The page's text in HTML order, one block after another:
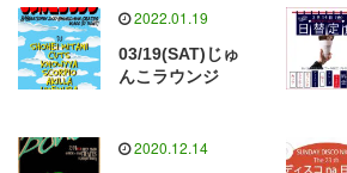
2022.01.19
03/19(SAT)じゅ
んこラウンジ
2020.12.14